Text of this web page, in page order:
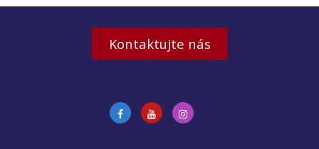
Kontaktujte nás